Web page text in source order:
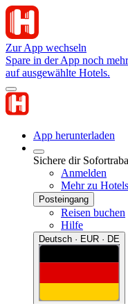
Zur App wechseln
Spare in der App noch
auf ausgewählte Hotels.
App herunterladen
Sichere dir
Anmelden
Mehr zu
Posteingang
Reisen buchen
Hilfe
Deutsch · EUR · DE